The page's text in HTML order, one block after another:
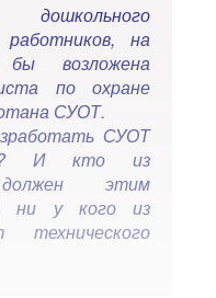
на
возложена
по охране
СУОТ.
СУОТ
И кто из
должен этим
ни у кого из